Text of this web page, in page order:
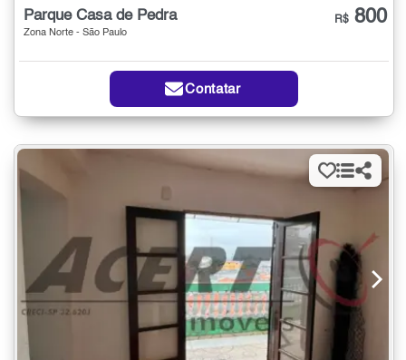
Parque Casa de Pedra
Zona Norte - São Paulo
R$ 800
Contatar